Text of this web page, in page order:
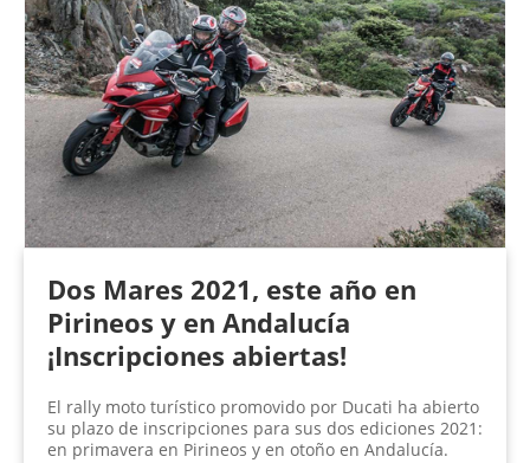
Dos Mares 2021, este año en
Pirineos y en Andalucía
¡Inscripciones abiertas!
El rally moto turístico promovido por Ducati ha abierto
su plazo de inscripciones para sus dos ediciones 2021:
en primavera en Pirineos y en otoño en Andalucía.